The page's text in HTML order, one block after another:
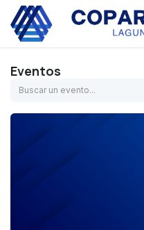
Ir al contenido
Eventos